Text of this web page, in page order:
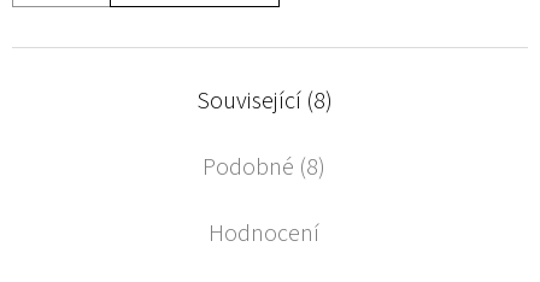
Související (8)
Podobné (8)
Hodnocení